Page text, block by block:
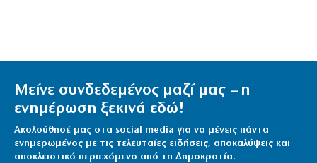
Μείνε συνδεδεμένος μαζί μας – η
ενημέρωση ξεκινά εδώ!
Ακολούθησέ μας στα social media για να μένεις πάντα
ενημερωμένος με τις τελευταίες ειδήσεις, αποκαλύψεις και
αποκλειστικό περιεχόμενο από τη Δημοκρατία.